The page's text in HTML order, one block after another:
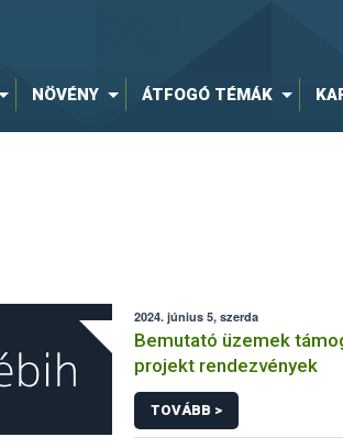
NÖVÉNY ÁTFOGÓ TÉMÁK
2024. június 5, szerda
Bemutató üzemek
projekt rendezvények
TOVÁBB >